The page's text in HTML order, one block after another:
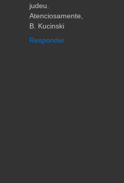
judeu.
Atenciosamente,
B. Kucinski
Responder